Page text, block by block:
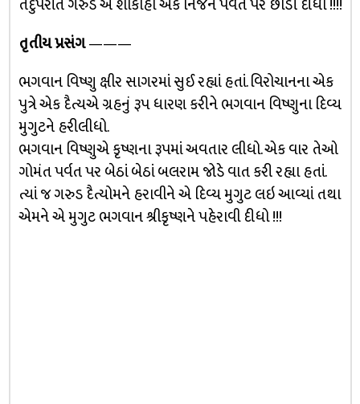
તદુપરાંત ગરુડે એ શાકાહા એક નિર્જન પર્વત પર છોડી દીધી !!!!
તૃતીય પ્રસંગ———
ભગવાન વિષ્ણુ ક્ષીર સાગરમાં સુઈ રહ્યાં હતાં. વિરોચાનના એક
પુત્રે એક દૈત્યએ ગ્રહનું રૂપ ધારણ કરીને ભગવાન વિષ્ણુના દિવ્ય
મુગુટને હરીલીધો.
ભગવાન વિષ્ણુએ કૃષ્ણના રૂપમાં અવતાર લીધો. એક વાર તેઓ
ગોમંત પર્વત પર બેઠાં બેઠાં બલરામ જોડે વાત કરી રહ્યા હતાં.
ત્યાં જ ગરુડ દૈત્યોમને હરાવીને એ દિવ્ય મુગુટ લઇ આવ્યાં તથા
એમને એ મુગુટ ભગવાન શ્રીકૃષ્ણને પહેરાવી દીધો !!!